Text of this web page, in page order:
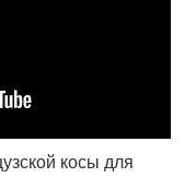
косы для